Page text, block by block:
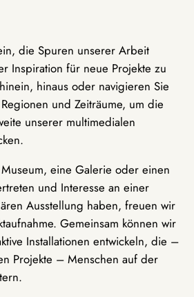
die Spuren unserer Arbeit
Inspiration für neue Projekte zu
hinaus oder navigieren Sie
und Zeiträume, um die
unserer multimedialen
eine Galerie oder einen
und Interesse an einer
Ausstellung haben, freuen wir
Gemeinsam können wir
Installationen entwickeln, die –
Projekte – Menschen auf der